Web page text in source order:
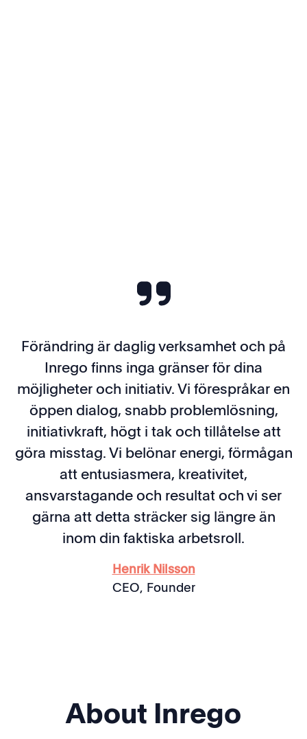
Förändring är daglig verksamhet och på
Inrego finns inga gränser för dina
möjligheter och initiativ. Vi förespråkar en
öppen dialog, snabb problemlösning,
initiativkraft, högt i tak och tillåtelse att
göra misstag. Vi belönar energi, förmågan
att entusiasmera, kreativitet,
ansvarstagande och resultat och vi ser
gärna att detta sträcker sig längre än
inom din faktiska arbetsroll.
Henrik Nilsson
CEO, Founder
About Inrego